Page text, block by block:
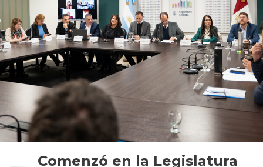
Comenzó en la Legislatura